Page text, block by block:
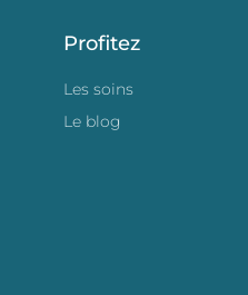
Profitez
Les soins
Le blog